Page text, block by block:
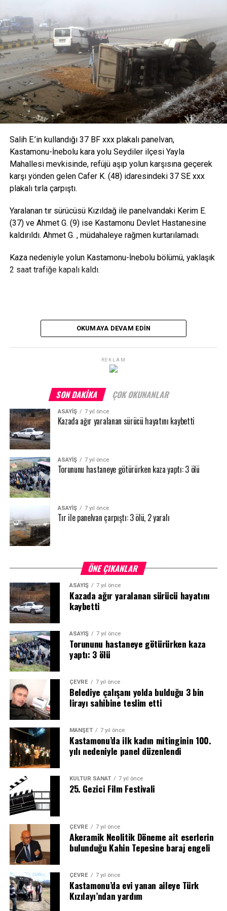
Muhtarı Ersin Çodur, “Kelimelerin düğümlendiği yerdeyiz şu
anda Allah’ın takdir ilahi böyle bir hafta içerisinde 6 tane
trafiğe kurban verdik. Mevla’m taksiratlarını af eylesin geri
de kalanlara sabır sıhhat versin yaralı arkadaşımıza da acil
şifalar versin diliyorum” dedi.
Salih E.’in kullandığı 37 BF xxx plakalı panelvan,
Kastamonu-İnebolu kara yolu Seydiler ilçesi Yayla
Mahallesi mevkisinde, refüjü aşıp yolun karşısına geçerek
karşı yönden gelen Cafer K. (48) idaresindeki 37 SE xxx
plakalı tırla çarpıştı.
Yaralanan tır sürücüsü Kızıldağ ile panelvandaki Kerim E.
(37) ve Ahmet G. (9) ise Kastamonu Devlet Hastanesine
kaldırıldı. Ahmet G. , müdahaleye rağmen kurtarılamadı.
Kaza nedeniyle yolun Kastamonu-İnebolu bölümü, yaklaşık
2 saat trafiğe kapalı kaldı.
OKUMAYA DEVAM EDIN
REKLAM
SON DAKIKA ÇOK OKUNANLAR
ASAYİŞ 7 yıl önce
Kazada ağır yaralanan sürücü hayatını kaybetti
ASAYİŞ 7 yıl önce
Torununu hastaneye götürürken kaza yaptı: 3 ölü
ASAYİŞ 7 yıl önce
Tır ile panelvan çarpıştı: 3 ölü, 2 yaralı
ÖNE ÇIKANLAR
ASAYİŞ 7 yıl önce
Kazada ağır yaralanan sürücü hayatını
kaybetti
ASAYİŞ 7 yıl önce
Torununu hastaneye götürürken kaza
yaptı: 3 ölü
ÇEVRE 7 yıl önce
Belediye çalışanı yolda bulduğu 3 bin
lirayı sahibine teslim etti
MANŞET 7 yıl önce
Kastamonu’da ilk kadın mitinginin 100.
yılı nedeniyle panel düzenlendi
KÜLTÜR SANAT 7 yıl önce
25. Gezici Film Festivali
ÇEVRE 7 yıl önce
Akeramik Neolitik Döneme ait eserlerin
bulunduğu Kahin Tepesine baraj engeli
ÇEVRE 7 yıl önce
Kastamonu’da evi yanan aileye Türk
Kızılayı’ndan yardım